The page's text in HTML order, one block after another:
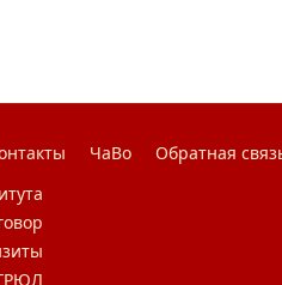
ЧаВо Обратная